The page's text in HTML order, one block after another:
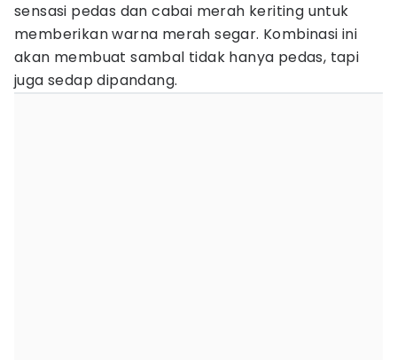
sensasi pedas dan cabai merah keriting untuk
memberikan warna merah segar. Kombinasi ini
akan membuat sambal tidak hanya pedas, tapi
juga sedap dipandang.